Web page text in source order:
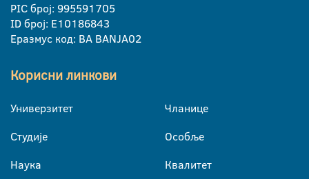
PIC број: 995591705
ID број: E10186843
Еразмус код: BA BANJA02
Корисни линкови
Универзитет
Студије
Наука
Чланице
Особље
Квалитет